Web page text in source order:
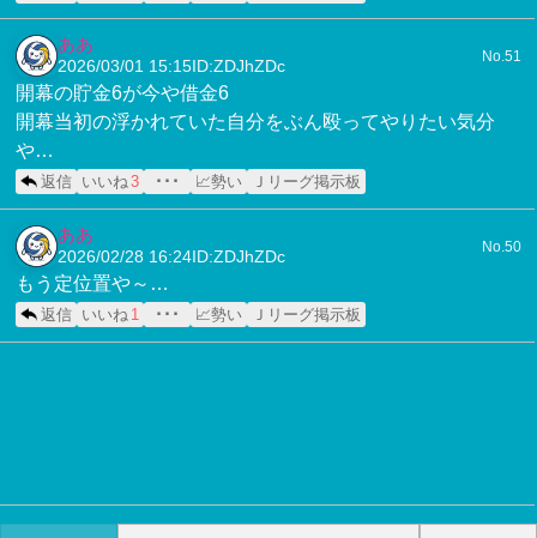
ああ
2026/03/01 15:15 ID:ZDJhZDc
No.51
開幕の貯金6が今や借金6
開幕当初の浮かれていた自分をぶん殴ってやりたい気分
や…
返信 いいね3 ･･･ 📈勢い Ｊリーグ掲示板
ああ
2026/02/28 16:24 ID:ZDJhZDc
No.50
もう定位置や～…
返信 いいね 1 ･･･ 📈勢い Ｊリーグ掲示板